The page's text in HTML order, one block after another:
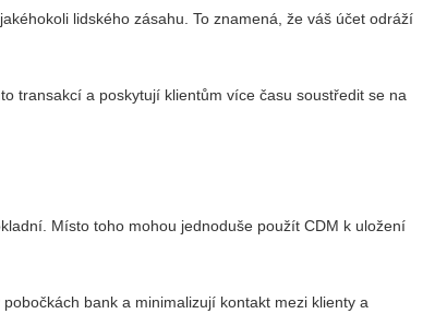
lidského zásahu. To znamená, že váš účet odráží
transakcí a poskytují klientům více času soustředit se na
Místo toho mohou jednoduše použít CDM k uložení
bank a minimalizují kontakt mezi klienty a